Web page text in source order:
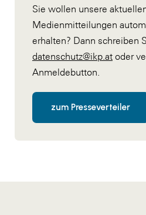
Sie wollen unsere
Medienmitteilungen
erhalten? Dann schreiben
datenschutz@ikp.at oder
Anmeldebutton.
zum Presseverteiler